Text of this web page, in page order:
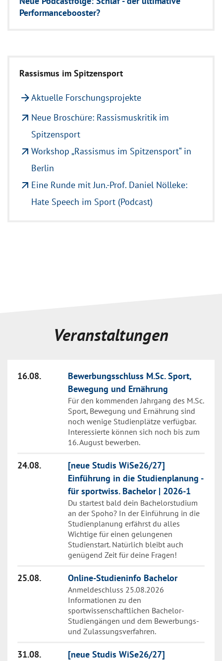
Performancebooster?
Rassismus im Spitzensport
arrow_forwardAktuelle Forschungsprojekte
arrow_outward Neue Broschüre: Rassismuskritik im
Spitzensport
arrow_outward Workshop „Rassismus im Spitzensport“ in
Berlin
arrow_outward Eine Runde mit Jun.-Prof. Daniel Nölleke:
Hate Speech im Sport (Podcast)
Veranstaltungen
16.08.
Bewerbungsschluss M.Sc. Sport,
Bewegung und Ernährung
Für den kommenden Jahrgang des M.Sc.
Sport, Bewegung und Ernährung sind
noch wenige Studienplätze verfügbar.
Interessierte können sich noch bis zum
16. August bewerben.
24.08.
[neue Studis WiSe26/27]
Einführung in die Studienplanung -
für sportwiss. Bachelor | 2026-1
Du startest bald dein Bachelorstudium
an der Spoho? In der Einführung in die
Studienplanung erfährst du alles
Wichtige für einen gelungenen
Studienstart. Natürlich bleibt auch
genügend Zeit für deine Fragen!
25.08.
Online-Studieninfo Bachelor
Anmeldeschluss 25.08.2026
Informationen zu den
sportwissenschaftlichen Bachelor-
Studiengängen und dem Bewerbungs-
und Zulassungsverfahren.
31.08.
[neue Studis WiSe26/27]